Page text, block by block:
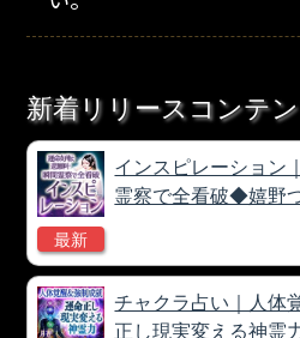
新着リリースコンテ
最新
インスピレーション
霊察で全看破◆嬉野
チャクラ占い｜人体
正し現実変える神霊